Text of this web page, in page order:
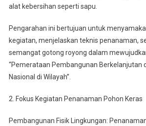
alat kebersihan seperti sapu.
Pengarahan ini bertujuan untuk
kegiatan, menjelaskan teknis penanaman,
semangat gotong royong dalam
“Pemerataan Pembangunan Berkelanjutan
Nasional di Wilayah”.
2. Fokus Kegiatan Penanaman Pohon Keras
Pembangunan Fisik Lingkungan: